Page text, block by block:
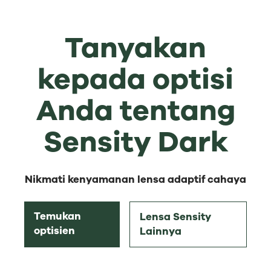
Tanyakan
kepada optisi
Anda tentang
Sensity Dark
Nikmati kenyamanan lensa adaptif cahaya
Temukan
optisien
Lensa Sensity
Lainnya